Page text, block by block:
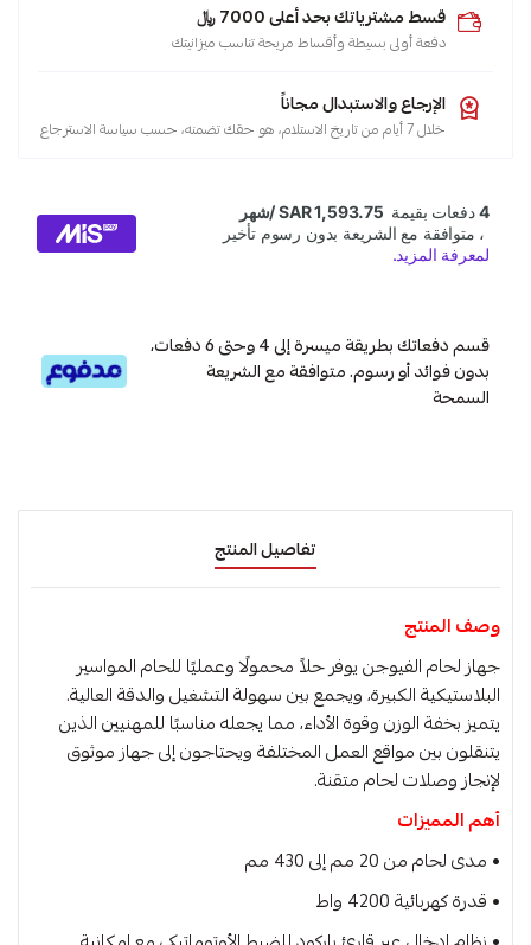
قسط مشترياتك بحد أعلى 7000 ﷼
دفعة أولى بسيطة وأقساط مريحة تناسب ميزانيتك
الإرجاع والاستبدال مجاناً
خلال 7 أيام من تاريخ الاستلام، هو حقك تضمنه، حسب سياسة الاسترجاع
قسم دفعاتك بطريقة ميسرة إلى 4 وحتى 6 دفعات،
بدون فوائد أو رسوم. متوافقة مع الشريعة
السمحة
تفاصيل المنتج
وصف المنتج
جهاز لحام الفيوجن يوفر حلاً محمولًا وعمليًا للحام المواسير
البلاستيكية الكبيرة، ويجمع بين سهولة التشغيل والدقة العالية.
يتميز بخفة الوزن وقوة الأداء، مما يجعله مناسبًا للمهنيين الذين
يتنقلون بين مواقع العمل المختلفة ويحتاجون إلى جهاز موثوق
لإنجاز وصلات لحام متقنة.
أهم المميزات
• مدى لحام من 20 مم إلى 430 مم
• قدرة كهربائية ‎4200‎ واط